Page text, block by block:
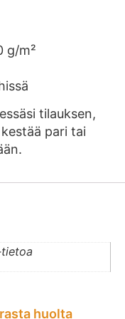
g/m²
tilauksen,
pari tai
huolta